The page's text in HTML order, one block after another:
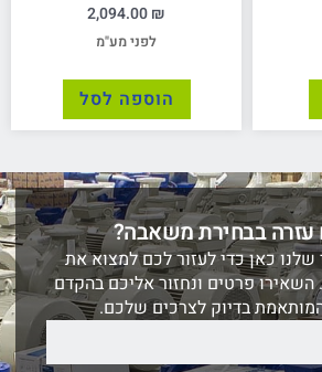
2,094.00₪
לפני מע"מ
הוספה לסל
עזרה בבחירת משאבה?
שלנו כאן כדי לעזור לכם למצוא את
פרטים ונחזור אליכם בהקדם
בדיוק לצרכים שלכם.